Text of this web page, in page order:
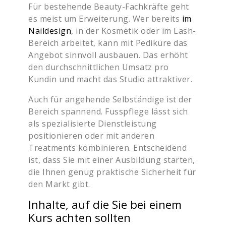
Für bestehende Beauty-Fachkräfte geht
es meist um Erweiterung. Wer bereits im
Naildesign, in der Kosmetik oder im Lash-
Bereich arbeitet, kann mit Pediküre das
Angebot sinnvoll ausbauen. Das erhöht
den durchschnittlichen Umsatz pro
Kundin und macht das Studio attraktiver.
Auch für angehende Selbständige ist der
Bereich spannend. Fusspflege lässt sich
als spezialisierte Dienstleistung
positionieren oder mit anderen
Treatments kombinieren. Entscheidend
ist, dass Sie mit einer Ausbildung starten,
die Ihnen genug praktische Sicherheit für
den Markt gibt.
Inhalte, auf die Sie bei einem
Kurs achten sollten